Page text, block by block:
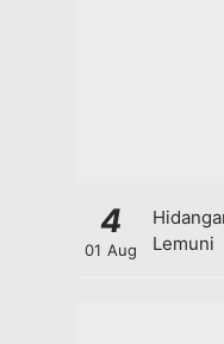
4
01 Aug
Lemuni